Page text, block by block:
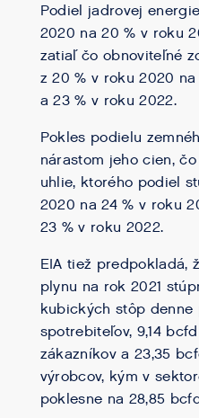
Podiel jadrovej
2020 na 20 % v roku
zatiaľ čo obnoviteľné
z 20 % v roku 2020 na
a 23 % v roku 2022.
Pokles podielu
nárastom jeho cien,
uhlie, ktorého podiel
2020 na 24 % v roku
23 % v roku 2022.
EIA tiež predpokladá,
plynu na rok 2021
kubických stôp denne
spotrebiteľov, 9,14
zákazníkov a 23,35
výrobcov, kým v
poklesne na 28,85